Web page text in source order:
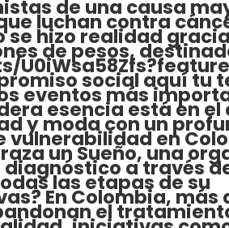
de una causa
luchan contra
se hizo realidad
de pesos,
social aquí tu
eventos más
esencia está en el
y moda con un
en
un Sueño, una
a través
las etapas de su
En Colombia, más
el